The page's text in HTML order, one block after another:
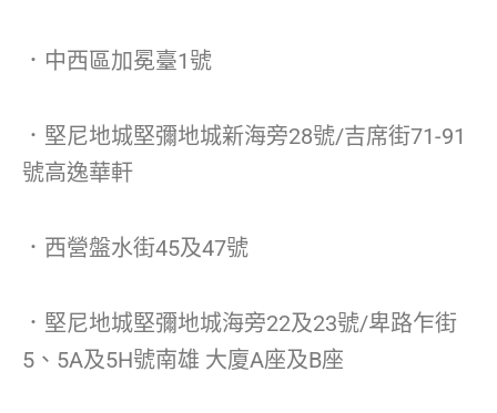
．中西區加冕臺1號
．堅尼地城堅彌地城新海旁28號/吉席街71-91
號高逸華軒
．西營盤水街45及47號
．堅尼地城堅彌地城海旁22及23號/卑路乍街
5、5A及5H號南雄 大廈A座及B座